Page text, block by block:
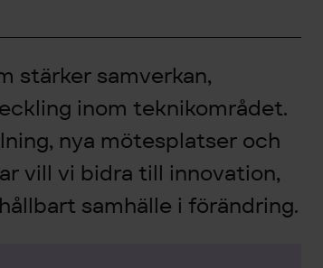
stärker samverkan,
inom teknikområdet.
nya mötesplatser och
vill vi bidra till innovation,
samhälle i förändring.